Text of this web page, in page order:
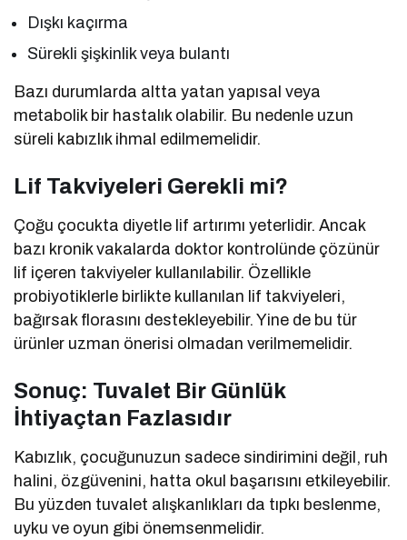
Dışkı kaçırma
Sürekli şişkinlik veya bulantı
Bazı durumlarda altta yatan yapısal veya
metabolik bir hastalık olabilir. Bu nedenle uzun
süreli kabızlık ihmal edilmemelidir.
Lif Takviyeleri Gerekli mi?
Çoğu çocukta diyetle lif artırımı yeterlidir. Ancak
bazı kronik vakalarda doktor kontrolünde çözünür
lif içeren takviyeler kullanılabilir. Özellikle
probiyotiklerle birlikte kullanılan lif takviyeleri,
bağırsak florasını destekleyebilir. Yine de bu tür
ürünler uzman önerisi olmadan verilmemelidir.
Sonuç: Tuvalet Bir Günlük
İhtiyaçtan Fazlasıdır
Kabızlık, çocuğunuzun sadece sindirimini değil, ruh
halini, özgüvenini, hatta okul başarısını etkileyebilir.
Bu yüzden tuvalet alışkanlıkları da tıpkı beslenme,
uyku ve oyun gibi önemsenmelidir.